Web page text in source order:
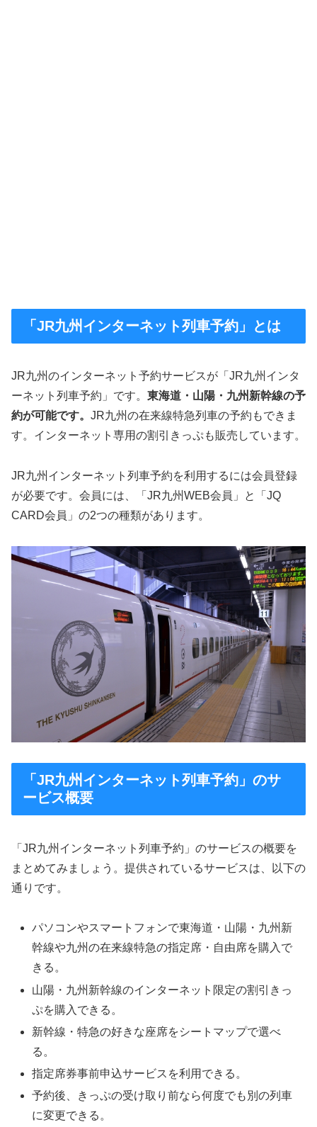
「JR九州インターネット列車予約」とは
JR九州のインターネット予約サービスが「JR九州インタ
ーネット列車予約」です。 東海道・山陽・九州新幹線の予
約が可能です。 JR九州の在来線特急列車の予約もできま
す。インターネット専用の割引きっぷも販売しています。
JR九州インターネット列車予約を利用するには会員登録
が必要です。会員には、「JR九州WEB会員」と「JQ
CARD会員」の2つの種類があります。
「JR九州インターネット列車予約」のサ
ービス概要
「JR九州インターネット列車予約」のサービスの概要を
まとめてみましょう。提供されているサービスは、以下の
通りです。
パソコンやスマートフォンで東海道・山陽・九州新
幹線や九州の在来線特急の指定席・自由席を購入で
きる。
山陽・九州新幹線のインターネット限定の割引きっ
ぷを購入できる。
新幹線・特急の好きな座席をシートマップで選べ
る。
指定席券事前申込サービスを利用できる。
予約後、きっぷの受け取り前なら何度でも別の列車
に変更できる。